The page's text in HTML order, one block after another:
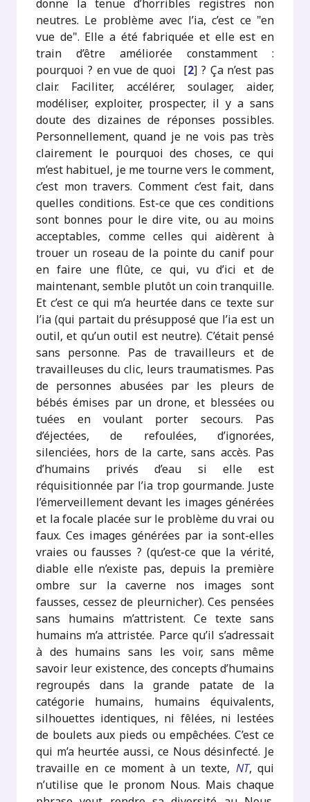
donne la tenue d’horribles registres non
neutres. Le problème avec l’ia, c’est ce "en
vue de". Elle a été fabriquée et elle est en
train d’être améliorée constamment :
pourquoi ? en vue de quoi [2] ? Ça n’est pas
clair. Faciliter, accélérer, soulager, aider,
modéliser, exploiter, prospecter, il y a sans
doute des dizaines de réponses possibles.
Personnellement, quand je ne vois pas très
clairement le pourquoi des choses, ce qui
m’est habituel, je me tourne vers le comment,
c’est mon travers. Comment c’est fait, dans
quelles conditions. Est-ce que ces conditions
sont bonnes pour le dire vite, ou au moins
acceptables, comme celles qui aidèrent à
trouer un roseau de la pointe du canif pour
en faire une flûte, ce qui, vu d’ici et de
maintenant, semble plutôt un coin tranquille.
Et c’est ce qui m’a heurtée dans ce texte sur
l’ia (qui partait du présupposé que l’ia est un
outil, et qu’un outil est neutre). C’était pensé
sans personne. Pas de travailleurs et de
travailleuses du clic, leurs traumatismes. Pas
de personnes abusées par les pleurs de
bébés émises par un drone, et blessées ou
tuées en voulant porter secours. Pas
d’éjectées, de refoulées, d’ignorées,
silenciées, hors de la carte, sans accès. Pas
d’humains privés d’eau si elle est
réquisitionnée par l’ia trop gourmande. Juste
l’émerveillement devant les images générées
et la focale placée sur le problème du vrai ou
faux. Ces images générées par ia sont-elles
vraies ou fausses ? (qu’est-ce que la vérité,
diable elle n’existe pas, depuis la première
ombre sur la caverne nos images sont
fausses, cessez de pleurnicher). Ces pensées
sans humains m’attristent. Ce texte sans
humains m’a attristée. Parce qu’il s’adressait
à des humains sans les voir, sans même
savoir leur existence, des concepts d’humains
regroupés dans la grande patate de la
catégorie humains, humains équivalents,
silhouettes identiques, ni fêlées, ni lestées
de boulets aux pieds ou empêchées. C’est ce
qui m’a heurtée aussi, ce Nous désinfecté. Je
travaille en ce moment à un texte, NT, qui
n’utilise que le pronom Nous. Mais chaque